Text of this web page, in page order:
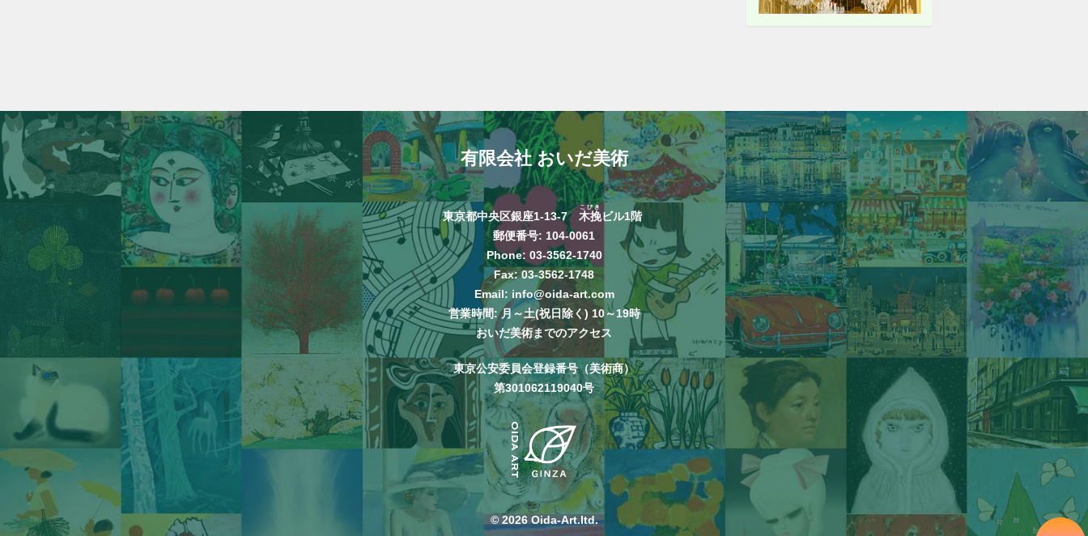
有限会社 おいだ美術
東京都中央区銀座1-13-7 木挽
こびき
ビル1階
郵便番号: 104-0061
Phone: 03-3562-1740
Fax: 03-3562-1748
Email: info@oida-art.com
営業時間: 月～土(祝日除く) 10～19時
おいだ美術までのアクセス
東京公安委員会登録番号（美術商）
第301062119040号
© 2026 Oida-Art.ltd.